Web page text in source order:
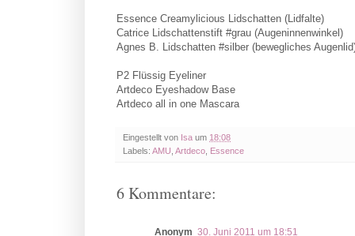
Essence Creamylicious Lidschatten (Lidfalte)
Catrice Lidschattenstift #grau (Augeninnenwinkel)
Agnes B. Lidschatten #silber (bewegliches
P2 Flüssig Eyeliner
Artdeco Eyeshadow Base
Artdeco all in one Mascara
Eingestellt von Isa um 18:08
Labels: AMU Artdeco Essence
6 Kommentare:
Anonym 30. Juni 2011 um 18:51